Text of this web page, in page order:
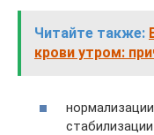
Читайте также:
крови утром: